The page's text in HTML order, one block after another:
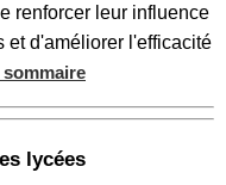
renforcer leur influence
et d'améliorer l'efficacité
lycées